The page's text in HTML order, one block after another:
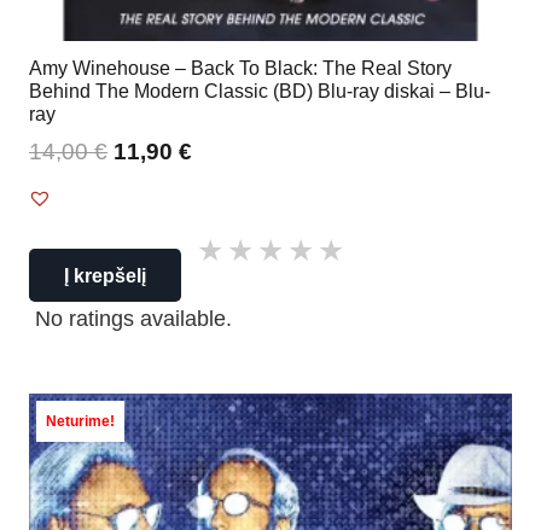
Amy Winehouse – Back To Black: The Real Story
Behind The Modern Classic (BD) Blu-ray diskai – Blu-
ray
14,00€ 11,90 €
Į krepšelį
No ratings available.
Neturime!